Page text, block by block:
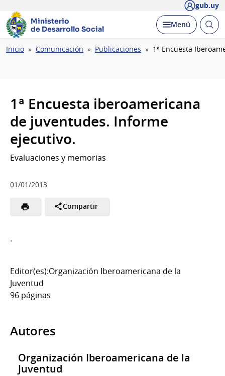
gub.uy
Ministerio
de Desarrollo Social
Desplegar
Menú Abrir
Ruta
Inicio Comunicación Publicaciones 1ª Encuesta
1ª Encuesta iberoamericana
de juventudes. Informe
ejecutivo.
Evaluaciones y memorias
01/01/2013
Compartir
.
Editor(es):Organización Iberoamericana de la
Juventud
96 páginas
Autores
Organización Iberoamericana de la
Juventud